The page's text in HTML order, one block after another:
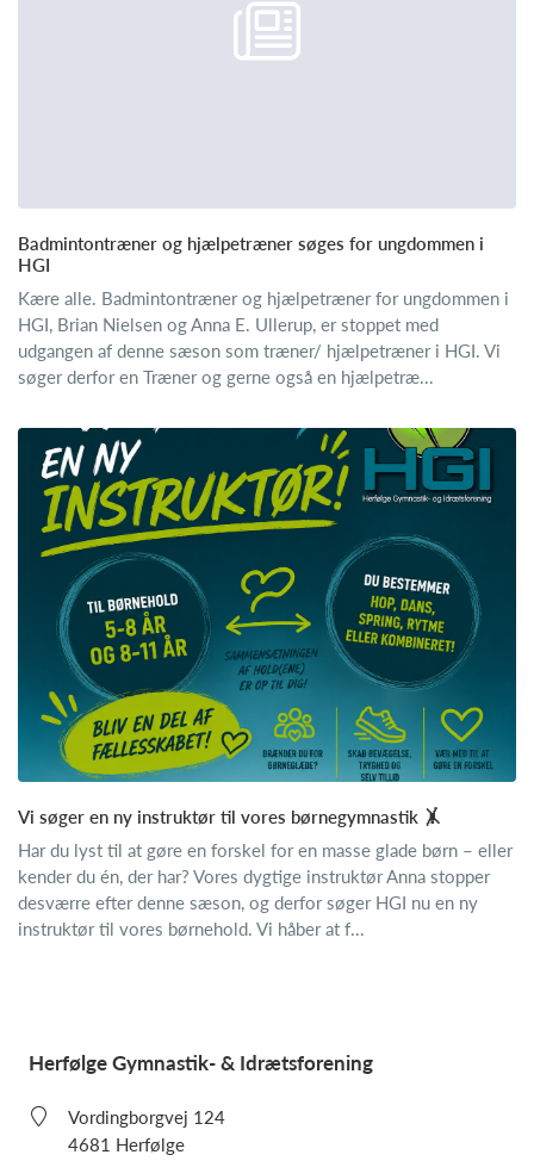
Badmintontræner og hjælpetræner søges for ungdommen i
HGI
Kære alle. Badmintontræner og hjælpetræner for ungdommen i
HGI, Brian Nielsen og Anna E. Ullerup, er stoppet med
udgangen af denne sæson som træner/ hjælpetræner i HGI. Vi
søger derfor en Træner og gerne også en hjælpetræ...
Vi søger en ny instruktør til vores børnegymnastik 🤸
Har du lyst til at gøre en forskel for en masse glade børn – eller
kender du én, der har? Vores dygtige instruktør Anna stopper
desværre efter denne sæson, og derfor søger HGI nu en ny
instruktør til vores børnehold. Vi håber at f...
Herfølge Gymnastik- & Idrætsforening
Vordingborgvej 124
4681 Herfølge